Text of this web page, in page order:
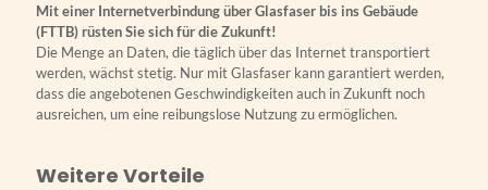
Mit einer Internetverbindung über Glasfaser bis ins Gebäude
(FTTB) rüsten Sie sich für die Zukunft!
Die Menge an Daten, die täglich über das Internet transportiert
werden, wächst stetig. Nur mit Glasfaser kann garantiert werden,
dass die angebotenen Geschwindigkeiten auch in Zukunft noch
ausreichen, um eine reibungslose Nutzung zu ermöglichen.
Weitere Vorteile